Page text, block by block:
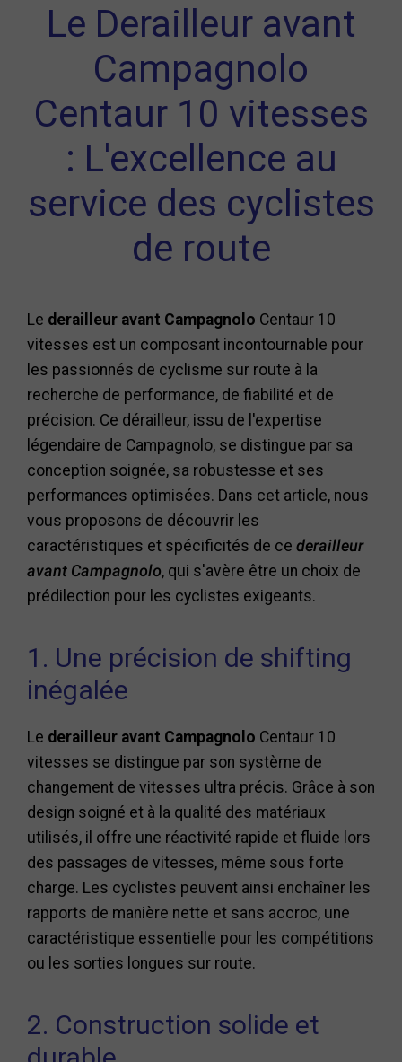
Le Derailleur avant
Campagnolo
Centaur 10 vitesses
: L'excellence au
service des cyclistes
de route
Le derailleur avant Campagnolo Centaur 10
vitesses est un composant incontournable pour
les passionnés de cyclisme sur route à la
recherche de performance, de fiabilité et de
précision. Ce dérailleur, issu de l'expertise
légendaire de Campagnolo, se distingue par sa
conception soignée, sa robustesse et ses
performances optimisées. Dans cet article, nous
vous proposons de découvrir les
caractéristiques et spécificités de ce derailleur
avant Campagnolo, qui s'avère être un choix de
prédilection pour les cyclistes exigeants.
1. Une précision de shifting
inégalée
Le derailleur avant Campagnolo Centaur 10
vitesses se distingue par son système de
changement de vitesses ultra précis. Grâce à son
design soigné et à la qualité des matériaux
utilisés, il offre une réactivité rapide et fluide lors
des passages de vitesses, même sous forte
charge. Les cyclistes peuvent ainsi enchaîner les
rapports de manière nette et sans accroc, une
caractéristique essentielle pour les compétitions
ou les sorties longues sur route.
2. Construction solide et